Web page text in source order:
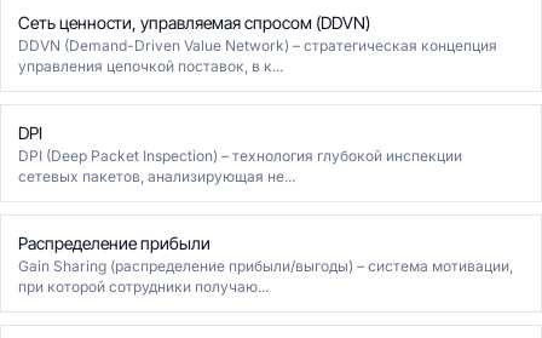
Сеть ценности, управляемая спросом (DDVN)
DDVN (Demand-Driven Value Network) – стратегическая концепция
управления цепочкой поставок, в к...
DPI
DPI (Deep Packet Inspection) – технология глубокой инспекции
сетевых пакетов, анализирующая не...
Распределение прибыли
Gain Sharing (распределение прибыли/выгоды) – система мотивации,
при которой сотрудники получаю...